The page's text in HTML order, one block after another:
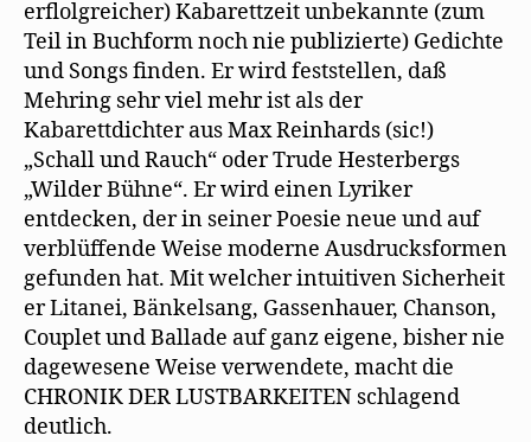
erﬂolgreicher) Kabarettzeit unbekannte (zum
Teil in Buchform noch nie publizierte) Gedichte
und Songs finden. Er wird feststellen, daß
Mehring sehr viel mehr ist als der
Kabarettdichter aus Max Reinhards (sic!)
„Schall und Rauch“ oder Trude Hesterbergs
„Wilder Bühne“. Er wird einen Lyriker
entdecken, der in seiner Poesie neue und auf
verblüffende Weise moderne Ausdrucksformen
gefunden hat. Mit welcher intuitiven Sicherheit
er Litanei, Bänkelsang, Gassenhauer, Chanson,
Couplet und Ballade auf ganz eigene, bisher nie
dagewesene Weise verwendete, macht die
CHRONIK DER LUSTBARKEITEN schlagend
deutlich.